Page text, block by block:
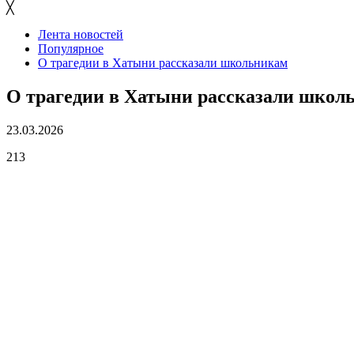
╳
Лента новостей
Популярное
О трагедии в Хатыни рассказали школьникам
О трагедии в Хатыни рассказали
23.03.2026
213